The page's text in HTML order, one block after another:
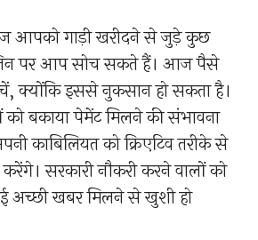
गाड़ी खरीदने से जुड़े कुछ
पर आप सोच सकते हैं। आज पैसे
क्योंकि इससे नुकसान हो सकता है।
बकाया पेमेंट मिलने की संभावना
काबिलियत को क्रिएटिव तरीके से
सरकारी नौकरी करने वालों को
अच्छी खबर मिलने से खुशी हो